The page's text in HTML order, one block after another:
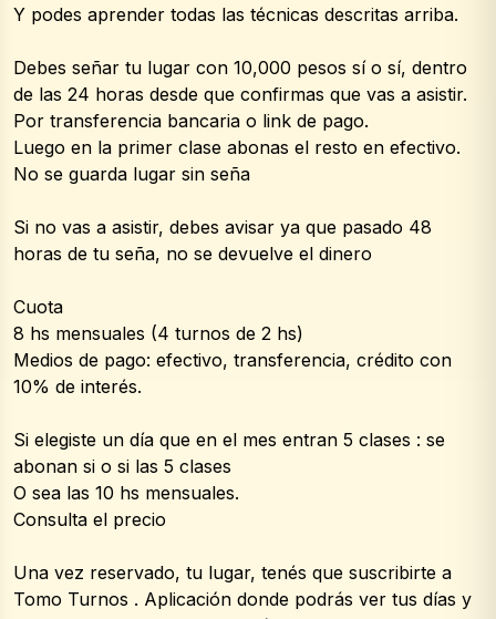
Y podes aprender todas las técnicas descritas arriba.
Debes señar tu lugar con 10,000 pesos sí o sí, dentro
de las 24 horas desde que confirmas que vas a asistir.
Por transferencia bancaria o link de pago.
Luego en la primer clase abonas el resto en efectivo.
No se guarda lugar sin seña
Si no vas a asistir, debes avisar ya que pasado 48
horas de tu seña, no se devuelve el dinero
Cuota
8 hs mensuales (4 turnos de 2 hs)
Medios de pago: efectivo, transferencia, crédito con
10% de interés.
Si elegiste un día que en el mes entran 5 clases : se
abonan si o si las 5 clases
O sea las 10 hs mensuales.
Consulta el precio
Una vez reservado, tu lugar, tenés que suscribirte a
Tomo Turnos . Aplicación donde podrás ver tus días y